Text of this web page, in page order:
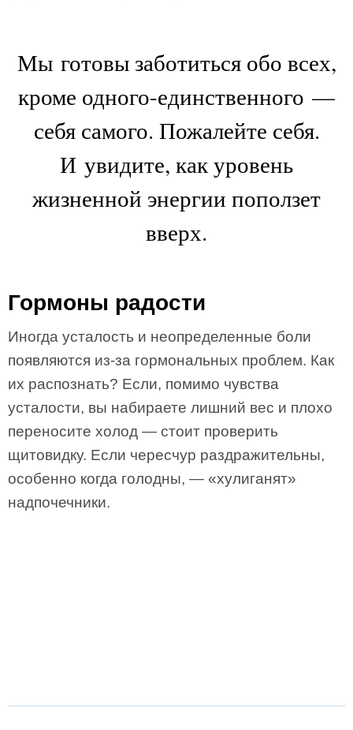
Мы готовы заботиться обо всех,
кроме одного-единственного —
себя самого. Пожалейте себя.
И увидите, как уровень
жизненной энергии поползет
вверх.
Гормоны радости
Иногда усталость и неопределенные боли
появляются из-за гормональных проблем. Как
их распознать? Если, помимо чувства
усталости, вы набираете лишний вес и плохо
переносите холод — стоит проверить
щитовидку. Если чересчур раздражительны,
особенно когда голодны, — «хулиганят»
надпочечники.